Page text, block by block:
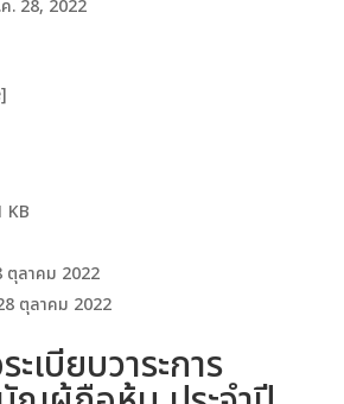
. 28, 2022
KB
ตุลาคม 2022
ตุลาคม 2022
เบียบวาระการ